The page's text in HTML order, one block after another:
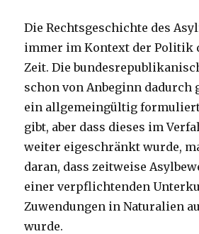
Die Rechtsgeschichte des
immer im Kontext der Politik
Zeit. Die
schon von Anbeginn dadurch
ein allgemeingültig
gibt, aber dass dieses im
weiter eigeschränkt wurde,
daran, dass zeitweise
einer verpflichtenden
Zuwendungen in Naturalien
wurde.